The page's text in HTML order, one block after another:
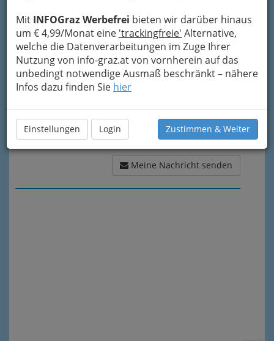
Mit INFOGraz Werbefrei bieten wir darüber hinaus
um € 4,99/Monat eine 'trackingfreie' Alternative,
welche die Datenverarbeitungen im Zuge Ihrer
Nutzung von info-graz.at von vornherein auf das
unbedingt notwendige Ausmaß beschränkt – nähere
Infos dazu finden Sie hier
Einstellungen Login Zustimmen & Weiter
Meine Nachricht
Meine Nachricht senden